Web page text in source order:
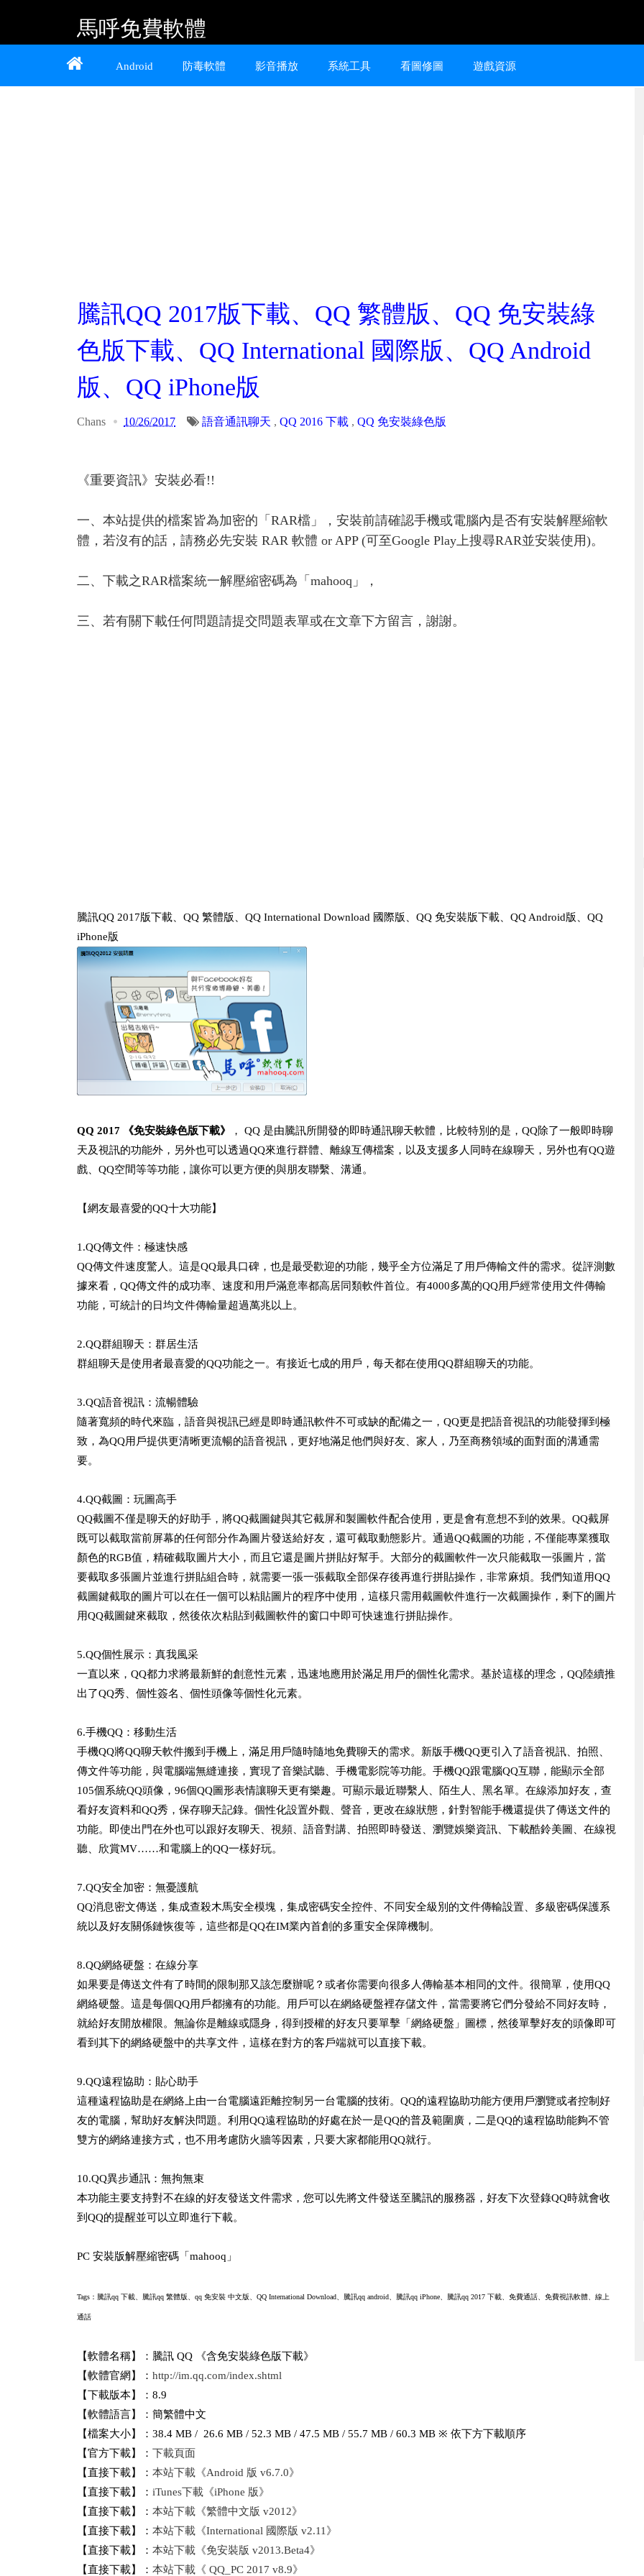
Home About Contact
馬呼免費軟體
提供 Android、iOS 好用的手機應用程式及
Android 防毒軟體 影音播放 系統工具 看圖修圖 遊戲資源
騰訊QQ 2017版下載、QQ 繁體版、QQ 免安裝綠
色版下載、QQ International 國際版、QQ Android
版、QQ iPhone版
Chans 10/26/2017 語音通訊聊天 , QQ 2016 下載 , QQ 免安裝綠色版
《重要資訊》安裝必看!!
一、本站提供的檔案皆為加密的「RAR檔」，安裝前請確認手機或電腦內是否有安裝解壓縮軟
體，若沒有的話，請務必先安裝 RAR 軟體 or APP (可至Google Play上搜尋RAR並安裝使用)。
二、下載之RAR檔案統一解壓縮密碼為「mahooq」，
三、若有關下載任何問題請提交問題表單或在文章下方留言，謝謝。
騰訊QQ 2017版下載、QQ 繁體版、QQ International Download 國際版、QQ 免安裝版下載、QQ Android版、QQ
iPhone版
QQ 2017 《免安裝綠色版下載》
， QQ 是由騰訊所開發的即時通訊聊天軟體，比較特別的是，QQ除了一般即時聊
天及視訊的功能外，另外也可以透過QQ來進行群體、離線互傳檔案，以及支援多人同時在線聊天，另外也有QQ遊
戲、QQ空間等等功能，讓你可以更方便的與朋友聯繫、溝通。
【網友最喜愛的QQ十大功能】
1.QQ傳文件：極速快感
QQ傳文件速度驚人。這是QQ最具口碑，也是最受歡迎的功能，幾乎全方位滿足了用戶傳輸文件的需求。從評測數
據來看，QQ傳文件的成功率、速度和用戶滿意率都高居同類軟件首位。有4000多萬的QQ用戶經常使用文件傳輸
功能，可統計的日均文件傳輸量超過萬兆以上。
2.QQ群組聊天：群居生活
群組聊天是使用者最喜愛的QQ功能之一。有接近七成的用戶，每天都在使用QQ群組聊天的功能。
3.QQ語音視訊：流暢體驗
隨著寬頻的時代來臨，語音與視訊已經是即時通訊軟件不可或缺的配備之一，QQ更是把語音視訊的功能發揮到極
致，為QQ用戶提供更清晰更流暢的語音視訊，更好地滿足他們與好友、家人，乃至商務領域的面對面的溝通需
要。
4.QQ截圖：玩圖高手
QQ截圖不僅是聊天的好助手，將QQ截圖鍵與其它截屏和製圖軟件配合使用，更是會有意想不到的效果。QQ截屏
既可以截取當前屏幕的任何部分作為圖片發送給好友，還可截取動態影片。通過QQ截圖的功能，不僅能專業獲取
顏色的RGB值，精確截取圖片大小，而且它還是圖片拼貼好幫手。大部分的截圖軟件一次只能截取一張圖片，當
要截取多張圖片並進行拼貼組合時，就需要一張一張截取全部保存後再進行拼貼操作，非常麻煩。我們知道用QQ
截圖鍵截取的圖片可以在任一個可以粘貼圖片的程序中使用，這樣只需用截圖軟件進行一次截圖操作，剩下​​的圖片
用QQ截圖鍵來截取，然後依次粘貼到截圖軟件的窗口中即可快速進行拼貼操作。
5.QQ個性展示：真我風采
一直以來，QQ都力求將最新鮮的創意性元素，迅速地應用於滿足用戶的個性化需求。基於這樣的理念，QQ陸續推
出了QQ秀、個性簽名、個性頭像等個性化元素。
6.手機QQ：移動生活
手機QQ將QQ聊天軟件搬到手機上，滿足用戶隨時隨地免費聊天的需求。新版手機QQ更引入了語音視訊、拍照、
傳文件等功能，與電腦端無縫連接，實現了音樂試聽、手機電影院等功能。手機QQ跟電腦QQ互聯，能顯示全部
105個系統QQ頭像，96個QQ圖形表情讓聊天更有樂趣。可顯示最近聯繫人、陌生人、黑名單。在線添加好友，查
看好友資料和QQ秀，保存聊天記錄。個性化設置外觀、聲音，更改在線狀態，針對智能手機還提供了傳送文件的
功能。即使出門在外也可以跟好友聊天、視頻、語音對講、拍照即時發送、瀏覽娛樂資訊、下載酷鈴美圖、在線視
聽、欣賞MV……和電腦上的QQ一樣好玩。
7.QQ安全加密：無憂護航
QQ消息密文傳送，集成查殺木馬安全模塊，集成密碼安全控件、不同安全級別的文件傳輸設置、多級密碼保護系
統以及好友關係鏈恢復等，這些都是QQ在IM業內首創的多重安全保障機制。
8.QQ網絡硬盤：在線分享
如果要是傳送文件有了時間的限制那又該怎麼辦呢？或者你需要向很多人傳輸基本相同的文件。很簡單，使用QQ
網絡硬盤。這是每個QQ用戶都擁有的功能。用戶可以在網絡硬盤裡存儲文件，當需要將它們分發給不同好友時，
就給好友開放權限。無論你是離線或隱身，得到授權的好友只要單擊「網絡硬盤」圖標，然後單擊好友的頭像即可
看到其下的網絡硬盤中的共享文件，這樣在對方的客戶端就可以直接下載。
9.QQ遠程協助：貼心助手
這種遠程協助是在網絡上由一台電腦遠距離控制另一台電腦的技術。QQ的遠程協助功能方便用戶瀏覽或者控制好
友的電腦，幫助好友解決問題。利用QQ遠程協助的好處在於一是QQ的普及範圍廣，二是QQ的遠程協助能夠不管
雙方的網絡連接方式，也不用考慮防火牆等因素，只要大家都能用QQ就行。
10.QQ異步通訊：無拘無束
本功能主要支持對不在線的好友發送文件需求，您可以先將文件發送至騰訊的​​服務器，好友下次登錄QQ時就會收
到QQ的提醒並可以立即進行下載。
PC 安裝版解壓縮密碼「mahooq」
Tags：騰訊qq 下載、騰訊qq 繁體版、qq 免安裝 中文版、QQ International Download、騰訊qq android、騰訊qq iPhone、騰訊qq 2017 下載、免費通話、免費視訊軟體、線上
通話
【軟體名稱】：騰訊 QQ 《含免安裝綠色版下載》
【軟體官網】： http://im.qq.com/index.shtml
【下載版本】：8.9
【軟體語言】：簡繁體中文
【檔案大小】：38.4 MB / 26.6 MB / 52.3 MB / 47.5 MB / 55.7 MB / 60.3 MB ※ 依下方下載順序
【官方下載】： 下載頁面
【直接下載】： 本站下載《Android 版 v6.7.0》
【直接下載】： iTunes下載《iPhone 版》
【直接下載】： 本站下載《繁體中文版 v2012》
【直接下載】： 本站下載《International 國際版 v2.11》
【直接下載】： 本站下載《免安裝版 v2013.Beta4》
【直接下載】： 本站下載《 QQ_PC 2017 v8.9》